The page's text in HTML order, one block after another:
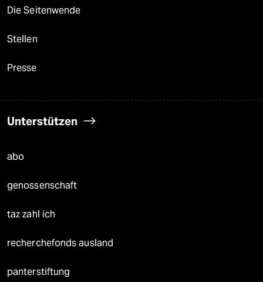
Die Seitenwende
Stellen
Presse
Unterstützen
abo
genossenschaft
taz zahl ich
recherchefonds ausland
panterstiftung